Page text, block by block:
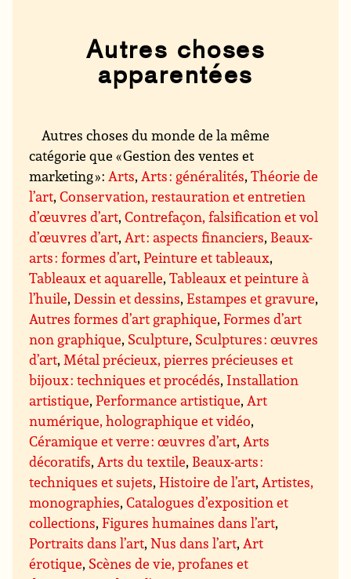
Autres choses
apparentées
Autres choses du monde de la même
catégorie que « Gestion des ventes et
marketing » :Arts,Arts : généralités,Théorie de
l’art,Conservation, restauration et entretien
d’œuvres d’art,Contrefaçon, falsification et vol
d’œuvres d’art,Art : aspects financiers, Beaux-
arts : formes d’art,Peinture et tableaux,
Tableaux et aquarelle,Tableaux et peinture à
l’huile,Dessin et dessins,Estampes et gravure,
Autres formes d’art graphique,Formes d’art
non graphique, Sculpture, Sculptures : œuvres
d’art,Métal précieux, pierres précieuses et
bijoux : techniques et procédés, Installation
artistique,Performance artistique,Art
numérique, holographique et vidéo,
Céramique et verre : œuvres d’art,Arts
décoratifs,Arts du textile, Beaux-arts :
techniques et sujets,Histoire de l’art,Artistes,
monographies,Catalogues d’exposition et
collections,Figures humaines dans l’art,
Portraits dans l’art,Nus dans l’art,Art
érotique, Scènes de vie, profanes et